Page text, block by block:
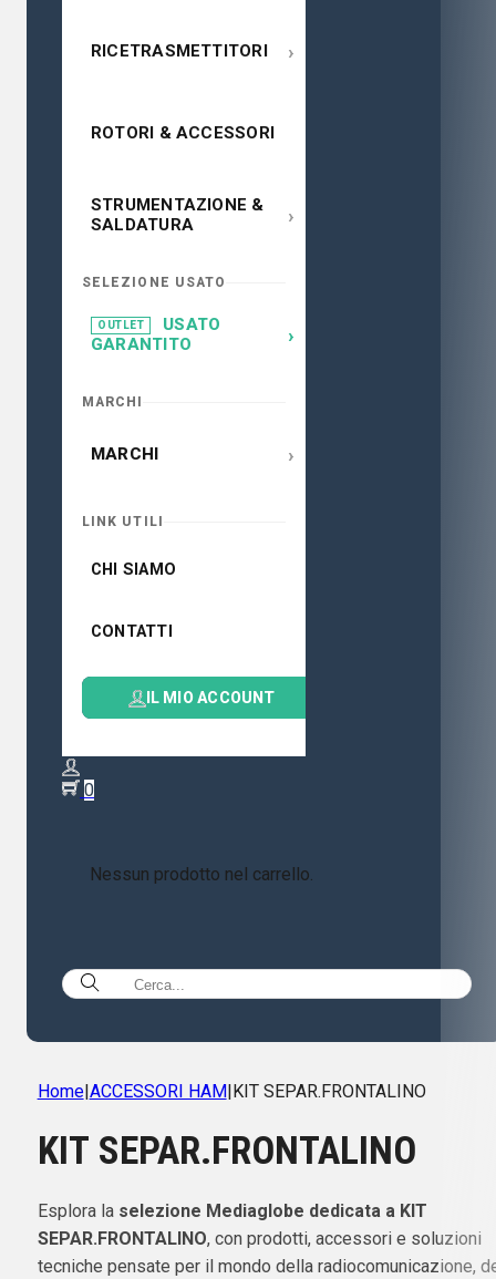
RICETRASMETTITORI ›
ROTORI & ACCESSORI
STRUMENTAZIONE &
SALDATURA
›
SELEZIONE USATO
OUTLET
USATO
GARANTITO
›
MARCHI
MARCHI ›
LINK UTILI
CHI SIAMO
CONTATTI
IL MIO ACCOUNT
0
Nessun prodotto nel carrello.
Home| ACCESSORI HAM KIT SEPAR.FRONTALINO
KIT SEPAR.FRONTALINO
Esplora la selezione Mediaglobe dedicata a KIT
SEPAR.FRONTALINO, con prodotti, accessori e soluzioni
tecniche pensate per il mondo della radiocomunicazione,